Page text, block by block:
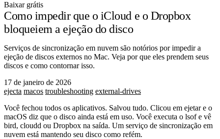
Baixar grátis
Como impedir que o iCloud e o Dropbox
bloqueiem a ejeção do disco
Serviços de sincronização em nuvem são notórios por impedir a
ejeção de discos externos no Mac. Veja por que eles prendem seus
discos e como contornar isso.
17 de janeiro de 2026
ejecta macos troubleshooting external-drives
Você fechou todos os aplicativos. Salvou tudo. Clicou em ejetar e o
macOS diz que o disco ainda está em uso. Você executa o lsofe vê
bird, cloudd ou Dropbox na saída. Um serviço de sincronização em
nuvem está mantendo seu disco como refém.